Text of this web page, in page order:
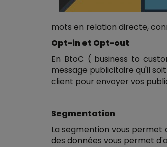
mots en relation directe,
Opt-in et Opt-out
En BtoC ( business to
message publicitaire qu'il
client pour envoyer vos
Segmentation
La segmention vous
des données vous permet